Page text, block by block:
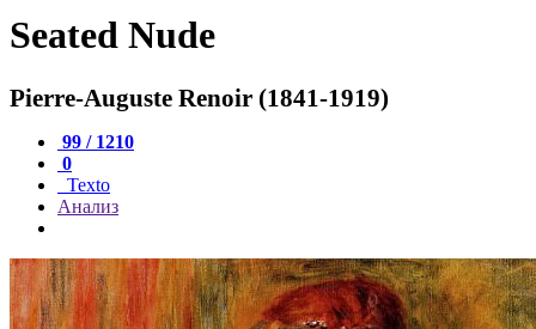
Seated Nude
Pierre-Auguste Renoir (1841-1919)
99 / 1210
0
Texto
Анализ